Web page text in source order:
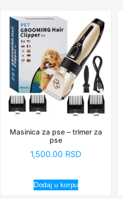
Masinica za pse – trimer za
pse
1,500.00 RSD
Dodaj u korpu